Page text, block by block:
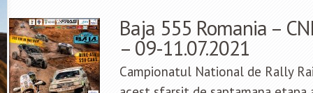
Baja 555 Romania –
– 09-11.07.2021
Campionatul National de Rally